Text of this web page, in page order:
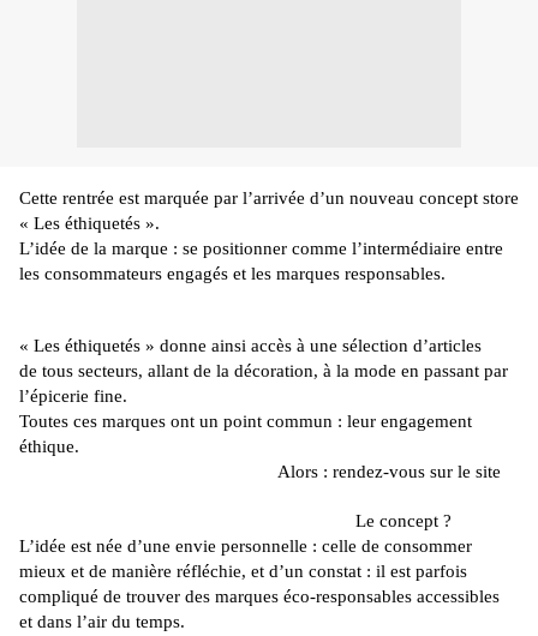
Cette rentrée est marquée par l’arrivée d’un nouveau concept store
« Les éthiquetés ».
L’idée de la marque : se positionner comme l’intermédiaire entre
les consommateurs engagés et les marques responsables.
« Les éthiquetés » donne ainsi accès à une sélection d’articles
de tous secteurs, allant de la décoration, à la mode en passant par
l’épicerie fine.
Toutes ces marques ont un point commun : leur engagement
éthique.
Alors : rendez-vous sur le site
Le concept ?
L’idée est née d’une envie personnelle : celle de consommer
mieux et de manière réfléchie, et d’un constat : il est parfois
compliqué de trouver des marques éco-responsables accessibles
et dans l’air du temps.